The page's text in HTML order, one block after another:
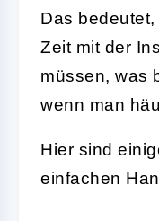
Das
Zeit mit der
müssen, was
wenn man
Hier sind
einfachen